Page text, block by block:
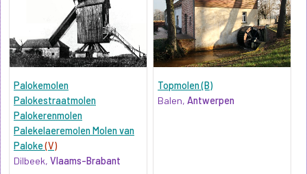
Palokemolen
Palokestraatmolen
Palokerenmolen
Palekelaeremolen Molen van
Paloke(V)
Dilbeek, Vlaams-Brabant
Topmolen (B)
Balen,Antwerpen